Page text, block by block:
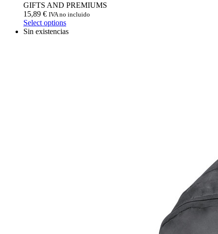
GIFTS AND PREMIUMS
15,89 € IVA no incluido
Select options
Sin existencias